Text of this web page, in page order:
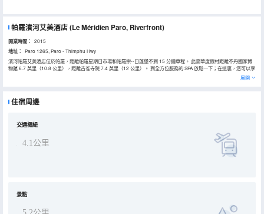
帕羅濱河艾美酒店(Le Méridien Paro, Riverfront)
開業時間： 2015
地址：
Paro 1265, Paro - Thimphu Hwy
濱河帕羅艾美酒店位於帕羅，距離帕羅星期日市場和帕羅宗--日蓬堡不到 15 分鐘車程。 此豪華度假村距離不丹國家博
物館 6.7 英里（10.8 公里），距離古雀寺院 7.4 英里（12 公里）。 到全方位服務的 SPA 放鬆一下；在這裏，您可以享
受按摩、身體護理和麪部護理。如果想要休閒地度假，可好好利用室外游泳池、桑拿和健身中心。此度假村的其他特色
包括免費 WiFi、禮賓服務和野餐區。 度假村設有 2 間餐廳，您不妨選擇到Bamboo Chic享用國際美食，也可以待在房
室，可用來舉辦活動。住客可付費乘坐往返機場班車，酒店還提供免費代客停車。 有 59 間特色家居的客房提供迷你吧
和書桌。
展開
住宿周邊
交通樞紐
4.1公里
景點